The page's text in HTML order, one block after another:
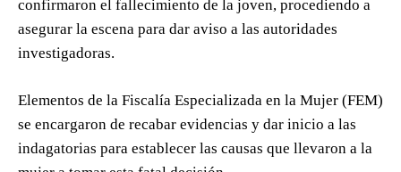
confirmaron el fallecimiento de la joven, procediendo a
asegurar la escena para dar aviso a las autoridades
investigadoras.
Elementos de la Fiscalía Especializada en la Mujer (FEM)
se encargaron de recabar evidencias y dar inicio a las
indagatorias para establecer las causas que llevaron a la